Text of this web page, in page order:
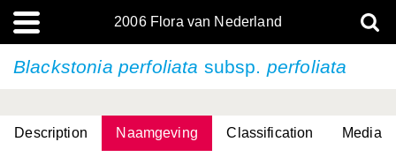
2006 Flora van Nederland
Blackstonia perfoliata subsp. perfoliata
Description Naamgeving Classification Media